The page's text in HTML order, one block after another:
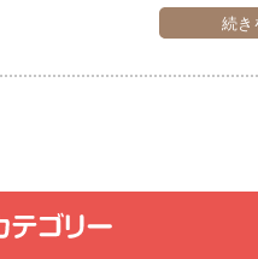
続き